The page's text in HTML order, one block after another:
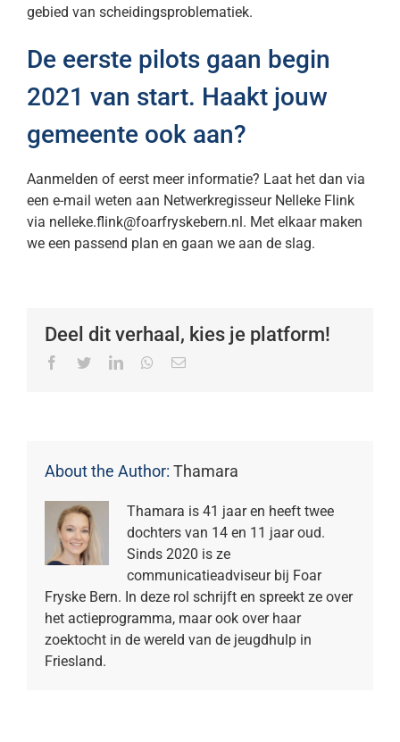
gebied van scheidingsproblematiek.
De eerste pilots gaan begin
2021 van start. Haakt jouw
gemeente ook aan?
Aanmelden of eerst meer informatie? Laat het dan via
een e-mail weten aan Netwerkregisseur Nelleke Flink
via nelleke.flink@foarfryskebern.nl. Met elkaar maken
we een passend plan en gaan we aan de slag.
Deel dit verhaal, kies je platform!
Facebook
TwitterLinkedInWhatsapp
Email
About the Author: Thamara
Thamara is 41 jaar en heeft twee
dochters van 14 en 11 jaar oud.
Sinds 2020 is ze
communicatieadviseur bij Foar
Fryske Bern. In deze rol schrijft en spreekt ze over
het actieprogramma, maar ook over haar
zoektocht in de wereld van de jeugdhulp in
Friesland.